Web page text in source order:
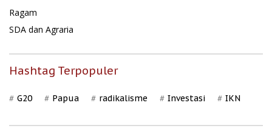
Ragam
SDA dan Agraria
Hashtag Terpopuler
G20 Papua radikalisme Investasi IKN